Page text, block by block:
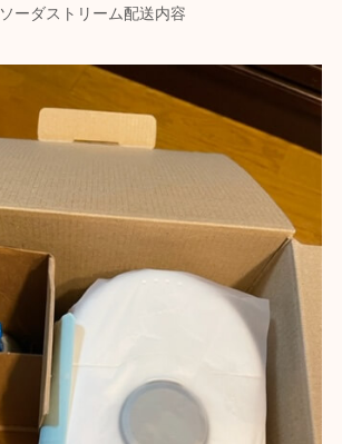
ソーダストリーム配送内容